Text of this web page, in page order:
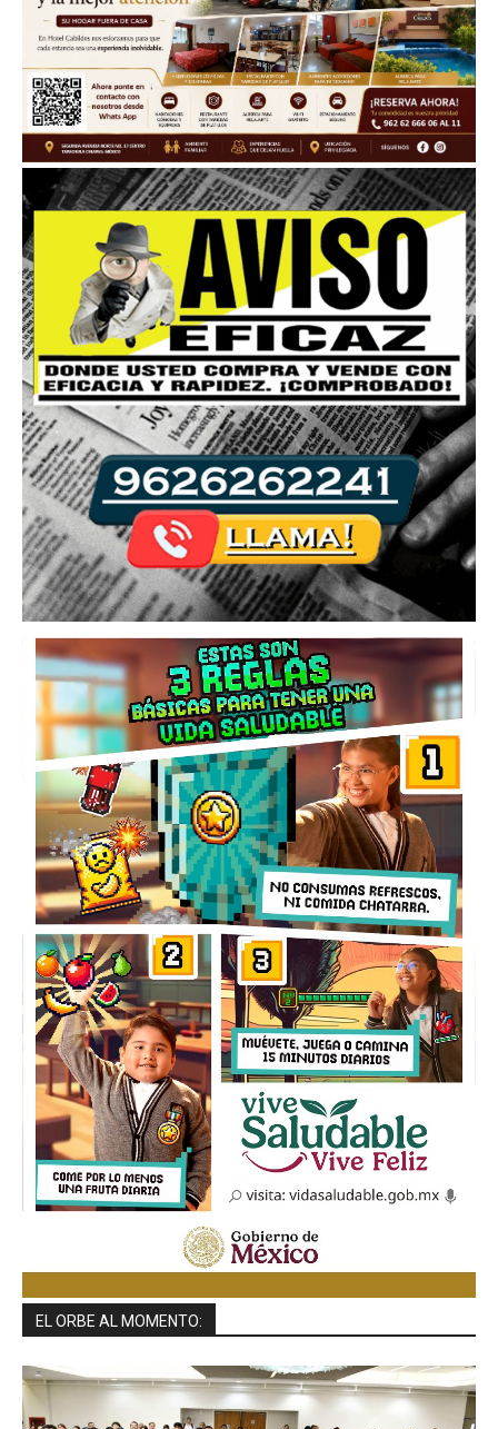
EL ORBE AL MOMENTO: